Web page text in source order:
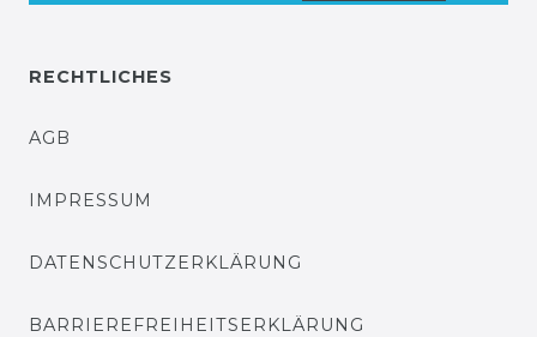
RECHTLICHES
AGB
IMPRESSUM
DATENSCHUTZERKLÄRUNG
BARRIEREFREIHEITSERKLÄRUNG